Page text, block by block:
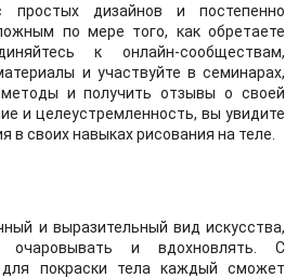
простых дизайнов и постепенно
по мере того, как обретаете
к онлайн-сообществам,
и участвуйте в семинарах,
и получить отзывы о своей
и целеустремленность, вы увидите
в своих навыках рисования на теле.
и выразительный вид искусства,
очаровывать и вдохновлять. С
покраски тела каждый сможет